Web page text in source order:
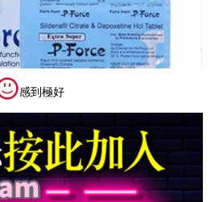
感到極好